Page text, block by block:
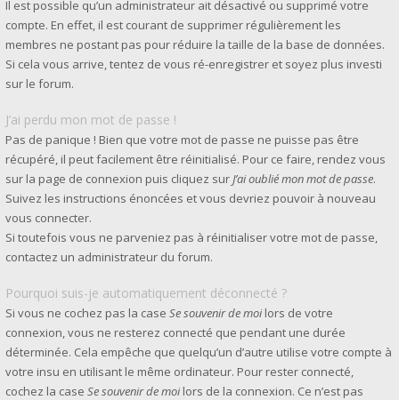
Il est possible qu’un administrateur ait désactivé ou supprimé votre
compte. En effet, il est courant de supprimer régulièrement les
membres ne postant pas pour réduire la taille de la base de données.
Si cela vous arrive, tentez de vous ré-enregistrer et soyez plus investi
sur le forum.
J’ai perdu mon mot de passe !
Pas de panique ! Bien que votre mot de passe ne puisse pas être
récupéré, il peut facilement être réinitialisé. Pour ce faire, rendez vous
sur la page de connexion puis cliquez surJ’ai oublié mon mot de passe.
Suivez les instructions énoncées et vous devriez pouvoir à nouveau
vous connecter.
Si toutefois vous ne parveniez pas à réinitialiser votre mot de passe,
contactez un administrateur du forum.
Pourquoi suis-je automatiquement déconnecté ?
Si vous ne cochez pas la case Se souvenir de moilors de votre
connexion, vous ne resterez connecté que pendant une durée
déterminée. Cela empêche que quelqu’un d’autre utilise votre compte à
votre insu en utilisant le même ordinateur. Pour rester connecté,
cochez la case Se souvenir de moilors de la connexion. Ce n’est pas